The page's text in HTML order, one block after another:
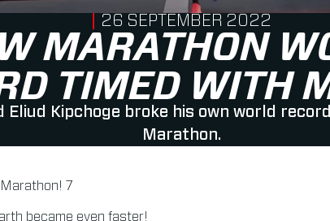
MARATHON
TIMED WITH
Eliud Kipchoge broke his own world
Marathon.
PUBLISHED ON
26 SEPTEMBER 2022
became even faster!